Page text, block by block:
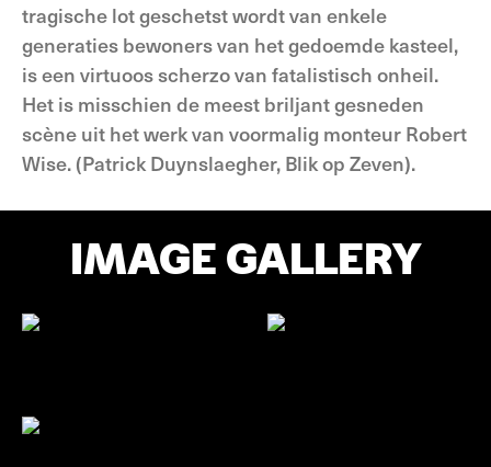
tragische lot geschetst wordt van enkele
generaties bewoners van het gedoemde kasteel,
is een virtuoos scherzo van fatalistisch onheil.
Het is misschien de meest briljant gesneden
scène uit het werk van voormalig monteur Robert
Wise. (Patrick Duynslaegher, Blik op Zeven).
IMAGE GALLERY